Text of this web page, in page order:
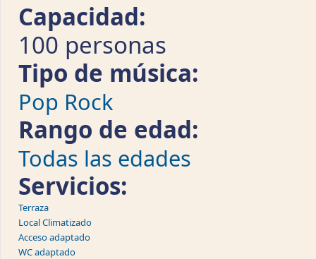
Capacidad:
100 personas
Tipo de música:
Pop Rock
Rango de edad:
Todas las edades
Servicios:
Terraza
Local Climatizado
Acceso adaptado
WC adaptado